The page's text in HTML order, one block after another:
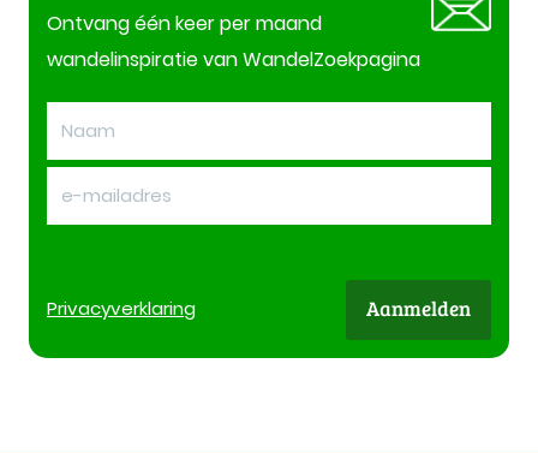
Ontvang één keer per maand
wandelinspiratie van WandelZoekpagina
Privacyverklaring Aanmelden